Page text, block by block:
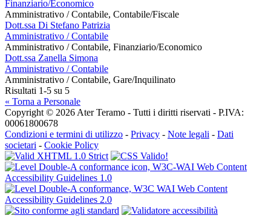
Finanziario/Economico
Amministrativo / Contabile, Contabile/Fiscale
Dott.ssa Di Stefano Patrizia
Amministrativo / Contabile
Amministrativo / Contabile, Finanziario/Economico
Dott.ssa Zanella Simona
Amministrativo / Contabile
Amministrativo / Contabile, Gare/Inquilinato
Risultati 1-5 su 5
« Torna a Personale
Copyright © 2026 Ater Teramo - Tutti i diritti riservati - P.IVA:
00061800678
Condizioni e termini di utilizzo - Privacy - Note legali - Dati
societari - Cookie Policy